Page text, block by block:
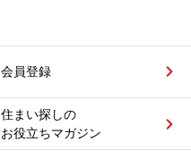
会員登録
住まい探しの
お役立ちマガジン